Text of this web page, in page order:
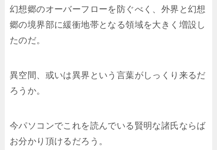
幻想郷のオーバーフローを防ぐべく、外界と幻想
郷の境界部に緩衝地帯となる領域を大きく増設し
たのだ。
異空間、或いは異界という言葉がしっくり来るだ
ろうか。
今パソコンでこれを読んでいる賢明な諸氏ならば
お分かり頂けるだろう。